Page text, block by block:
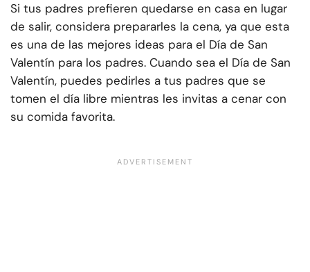
Si tus padres prefieren quedarse en casa en lugar
de salir, considera prepararles la cena, ya que esta
es una de las mejores ideas para el Día de San
Valentín para los padres. Cuando sea el Día de San
Valentín, puedes pedirles a tus padres que se
tomen el día libre mientras les invitas a cenar con
su comida favorita.